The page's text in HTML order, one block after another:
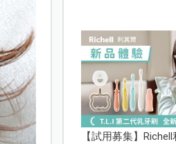
【試用募集】